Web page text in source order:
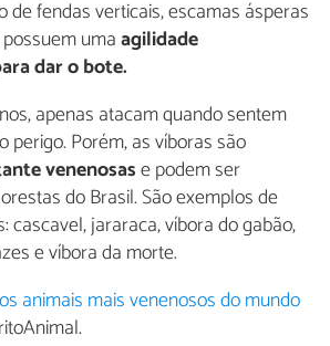
de fendas verticais, escamas ásperas
umaagilidade
dar o bote.
apenas atacam quando sentem
perigo. Porém, as víboras são
venenosase podem ser
do Brasil. São exemplos de
cascavel, jararaca, víbora do gabão,
e víbora da morte.
os animais mais venenosos do mundo